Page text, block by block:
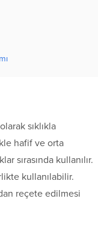
sıklıkla
hafif ve orta
sırasında kullanılır.
kullanılabilir.
reçete edilmesi